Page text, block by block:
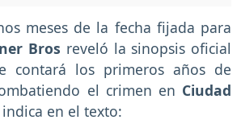
meses de la fecha fijada para
Bros reveló la sinopsis oficial
contará los primeros años de
el crimen en Ciudad
en el texto: